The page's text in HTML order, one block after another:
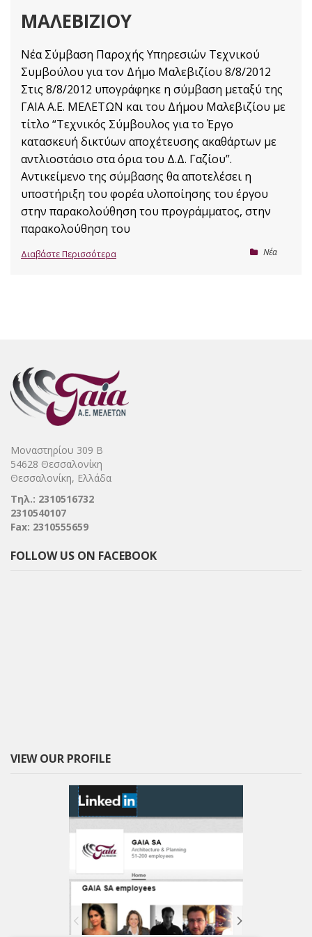
ΜΑΛΕΒΙΖΊΟΥ
Νέα Σύμβαση Παροχής Υπηρεσιών Τεχνικού
Συμβούλου για τον Δήμο Μαλεβιζίου 8/8/2012
Στις 8/8/2012 υπογράφηκε η σύμβαση μεταξύ της
ΓΑΙΑ Α.Ε. ΜΕΛΕΤΩΝ και του Δήμου Μαλεβιζίου με
τίτλο “Τεχνικός Σύμβουλος για το Έργο
κατασκευή δικτύων αποχέτευσης ακαθάρτων με
αντλιοστάσιο στα όρια του Δ.Δ. Γαζίου”.
Αντικείμενο της σύμβασης θα αποτελέσει η
υποστήριξη του φορέα υλοποίησης του έργου
στην παρακολούθηση του προγράμματος, στην
παρακολούθηση του
Nέα
Διαβάστε Περισσότερα
Μοναστηρίου 309 Β
54628 Θεσσαλονίκη
Θεσσαλονίκη, Ελλάδα
Τηλ.: 2310516732
2310540107
Fax: 2310555659
FOLLOW US ON FACEBOOK
VIEW OUR PROFILE